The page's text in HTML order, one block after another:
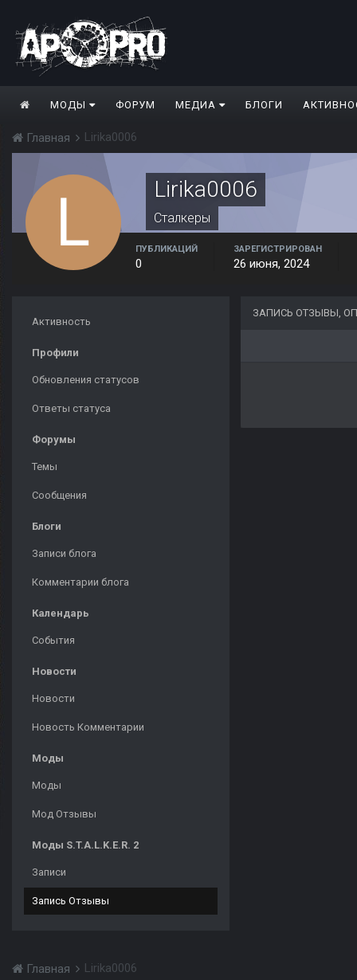
МОДЫ ФОРУМ МЕДИА БЛОГИ
Главная Lirika0006
Lirika0006
Сталкеры
ПУБЛИКАЦИЙ
0
ЗАРЕГИСТРИРОВАН
26 июня, 2024
Активность
Профили
Обновления статусов
Ответы статуса
Форумы
Темы
Сообщения
Блоги
Записи блога
Комментарии блога
Календарь
События
Новости
Новости
Новость Комментарии
Моды
Моды
Мод Отзывы
Моды S.T.A.L.K.E.R. 2
Записи
Запись Отзывы
ЗАПИСЬ ОТЗЫВЫ,
Главная Lirika0006